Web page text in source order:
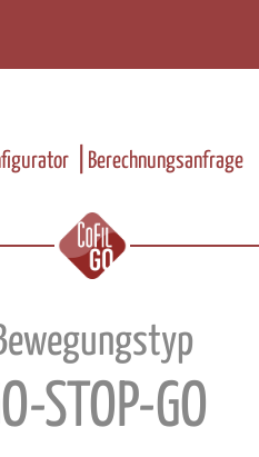
Berechnungsanfrage
STOP-GO